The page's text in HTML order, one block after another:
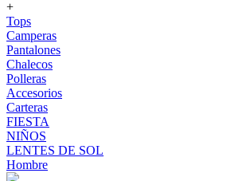
+
Tops
Camperas
Pantalones
Chalecos
Polleras
Accesorios
Carteras
FIESTA
NIÑOS
LENTES DE SOL
Hombre